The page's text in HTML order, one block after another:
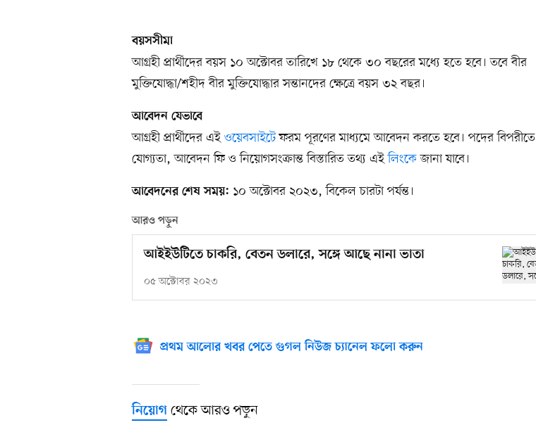
বয়সসীমা
আগ্রহী প্রার্থীদের বয়স ১০ অক্টোবর তারিখে ১৮ থেকে ৩০ বছরের মধ্যে হতে হবে। তবে বীর
মুক্তিযোদ্ধা/শহীদ বীর মুক্তিযোদ্ধার সন্তানদের ক্ষেত্রে বয়স ৩২ বছর।
আবেদন যেভাবে
আগ্রহী প্রার্থীদের এইওয়েবসাইটেফরম পূরণের মাধ্যমে আবেদন করতে হবে। পদের বিপরীতে
যোগ্যতা, আবেদন ফি ও নিয়োগসংক্রান্ত বিস্তারিত তথ্য এইলিংকেজানা যাবে।
আবেদনের শেষ সময়: ১০ অক্টোবর ২০২৩, বিকেল চারটা পর্যন্ত।
আরও পড়ুন
আইইউটিতে চাকরি, বেতন ডলারে, সঙ্গে আছে নানা ভাতা
০৫ অক্টোবর ২০২৩
প্রথম আলোর খবর পেতে গুগল নিউজ চ্যানেল ফলো করুন
নিয়োগ থেকে আরও পড়ুন